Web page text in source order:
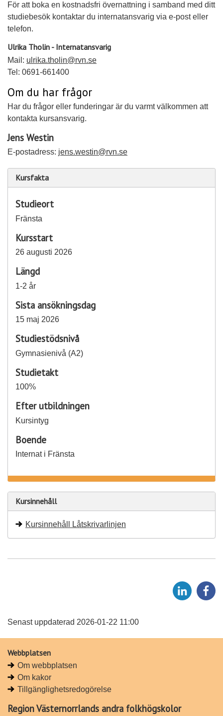
För att boka en kostnadsfri övernattning i samband med ditt
studiebesök kontaktar du internatansvarig via e-post eller
telefon.
Ulrika Tholin - Internatansvarig
Mail: ulrika.tholin@rvn.se
Tel: 0691-661400
Om du har frågor
Har du frågor eller funderingar är du varmt välkommen att
kontakta kursansvarig.
Jens Westin
E-postadress: jens.westin@rvn.se
Kursfakta
Studieort
Fränsta
Kursstart
26 augusti 2026
Längd
1-2 år
Sista ansökningsdag
15 maj 2026
Studiestödsnivå
Gymnasienivå (A2)
Studietakt
100%
Efter utbildningen
Kursintyg
Boende
Internat i Fränsta
Kursinnehåll
Kursinnehåll Låtskrivarlinjen
e
e
Senast uppdaterad 2026-01-22 11:00
Webbplatsen
Om webbplatsen
Om kakor
Tillgänglighetsredogörelse
Region Västernorrlands andra folkhögskolor